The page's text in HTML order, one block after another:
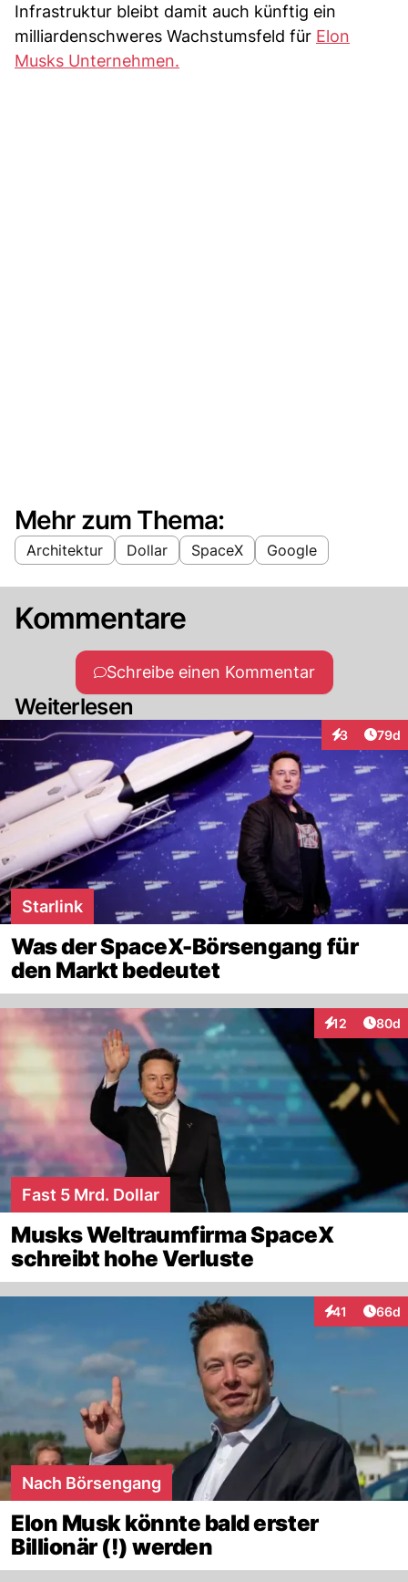
Infrastruktur bleibt damit auch künftig ein
milliardenschweres Wachstumsfeld für Elon
Musks Unternehmen.
Mehr zum Thema:
Architektur Dollar SpaceX Google
Kommentare
Schreibe einen Kommentar
Weiterlesen
3
Interaktionen
79d
Starlink
Was der SpaceX-Börsengang für
den Markt bedeutet
12
Interaktionen
80d
Fast 5 Mrd. Dollar
Musks Weltraumfirma SpaceX
schreibt hohe Verluste
41
Interaktionen
66d
Nach Börsengang
Elon Musk könnte bald erster
Billionär (!) werden